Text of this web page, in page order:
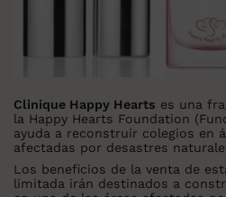
Clinique Happy Hearts es una
la Happy Hearts Foundation
ayuda a reconstruir colegios en
afectadas por desastres
Los beneficios de la venta de
limitada irán destinados a